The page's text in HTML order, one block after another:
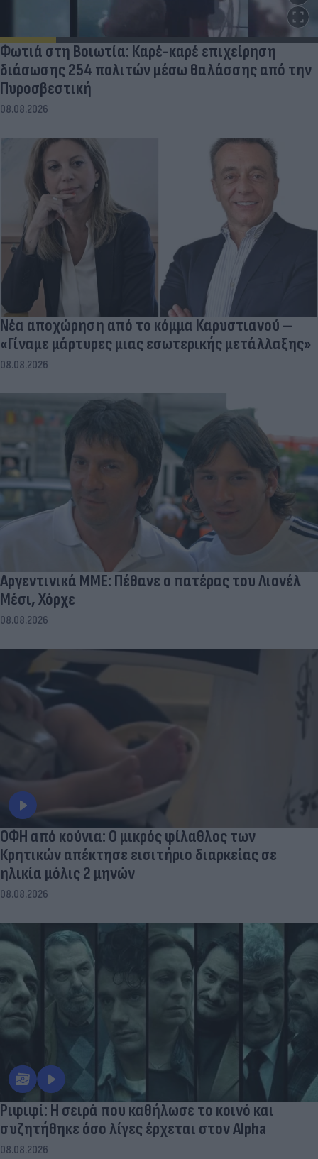
Φωτιά στη Βοιωτία: Καρέ-καρέ επιχείρηση
διάσωσης 254 πολιτών μέσω θαλάσσης από την
Πυροσβεστική
08.08.2026
Νέα αποχώρηση από το κόμμα Καρυστιανού –
«Γίναμε μάρτυρες μιας εσωτερικής μετάλλαξης»
08.08.2026
Αργεντινικά ΜΜΕ: Πέθανε ο πατέρας του Λιονέλ
Μέσι, Χόρχε
08.08.2026
ΟΦΗ από κούνια: Ο μικρός φίλαθλος των
Κρητικών απέκτησε εισιτήριο διαρκείας σε
ηλικία μόλις 2 μηνών
08.08.2026
Ριφιφί: Η σειρά που καθήλωσε το κοινό και
συζητήθηκε όσο λίγες έρχεται στον Alpha
08.08.2026